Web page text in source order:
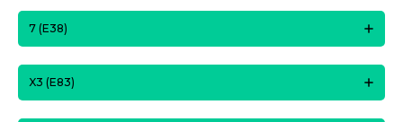
7 (E38)
X3 (E83)